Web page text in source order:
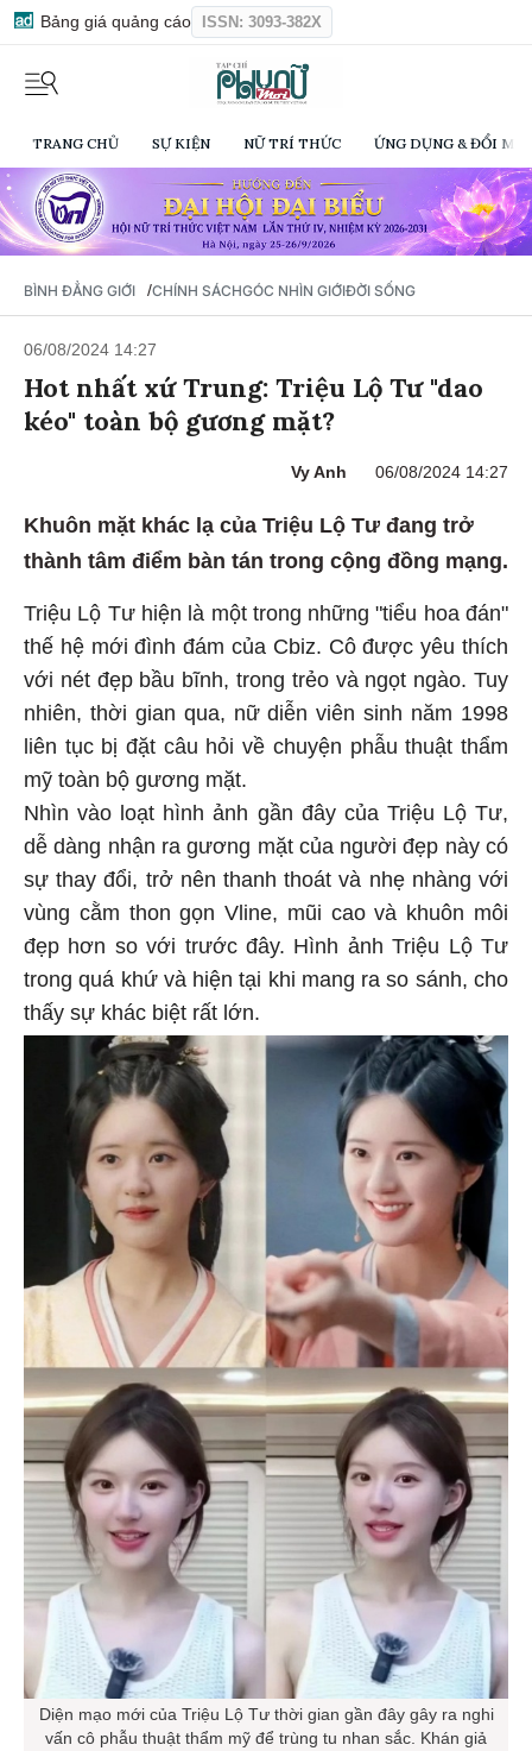
Bảng giá quảng cáo ISSN: 3093-382X
TRANG CHỦ SỰ KIỆN NỮ TRÍ THỨC ỨNG DỤNG & ĐỔI
BÌNH ĐẲNG GIỚI /CHÍNH SÁCHGÓC NHÌN GIỚIĐỜI SỐNG
06/08/2024 14:27
Hot nhất xứ Trung: Triệu Lộ Tư "dao
kéo" toàn bộ gương mặt?
Vy Anh 06/08/2024 14:27
Khuôn mặt khác lạ của Triệu Lộ Tư đang trở
thành tâm điểm bàn tán trong cộng đồng mạng.
Triệu Lộ Tư hiện là một trong những "tiểu hoa đán"
thế hệ mới đình đám của Cbiz. Cô được yêu thích
với nét đẹp bầu bĩnh, trong trẻo và ngọt ngào. Tuy
nhiên, thời gian qua, nữ diễn viên sinh năm 1998
liên tục bị đặt câu hỏi về chuyện phẫu thuật thẩm
mỹ toàn bộ gương mặt.
Nhìn vào loạt hình ảnh gần đây của Triệu Lộ Tư,
dễ dàng nhận ra gương mặt của người đẹp này có
sự thay đổi, trở nên thanh thoát và nhẹ nhàng với
vùng cằm thon gọn Vline, mũi cao và khuôn môi
đẹp hơn so với trước đây. Hình ảnh Triệu Lộ Tư
trong quá khứ và hiện tại khi mang ra so sánh, cho
thấy sự khác biệt rất lớn.
Diện mạo mới của Triệu Lộ Tư thời gian gần đây gây ra nghi
vấn cô phẫu thuật thẩm mỹ để trùng tu nhan sắc. Khán giả